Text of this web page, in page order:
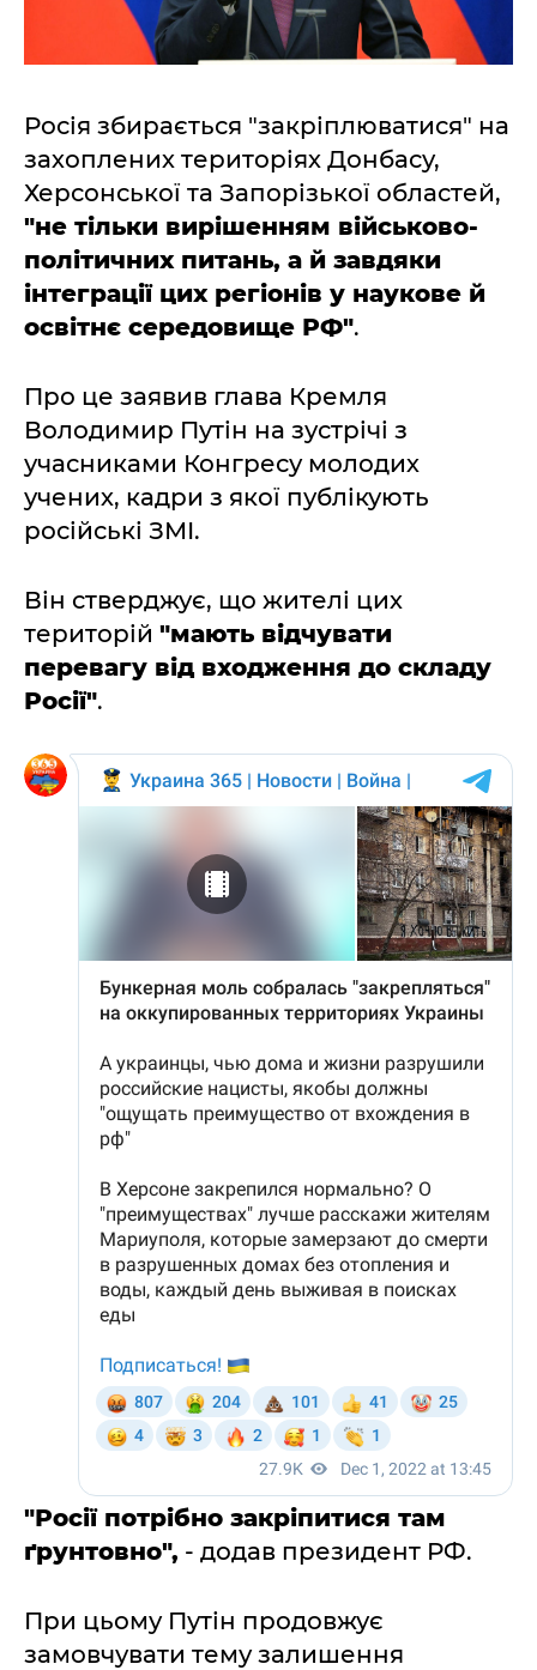
Росія збирається "закріплюватися" на
захоплених територіях Донбасу,
Херсонської та Запорізької областей,
"не тільки вирішенням військово-
політичних питань, а й завдяки
інтеграції цих регіонів у наукове й
освітнє середовище РФ".
Про це заявив глава Кремля
Володимир Путін на зустрічі з
учасниками Конгресу молодих
учених, кадри з якої публікують
російські ЗМІ.
Він стверджує, що жителі цих
територій "мають відчувати
перевагу від входження до складу
Росії".
"Росії потрібно закріпитися там
ґрунтовно", - додав президент РФ.
При цьому Путін продовжує
замовчувати тему залишення